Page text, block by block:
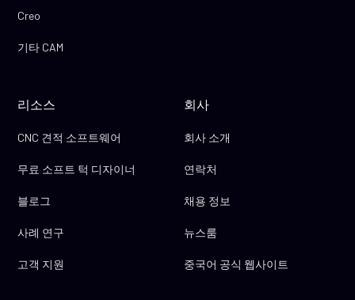
Creo
기타 CAM
리소스
CNC 견적 소프트웨어
무료 소프트 턱 디자이너
블로그
사례 연구
고객 지원
회사
회사 소개
연락처
채용 정보
뉴스룸
중국어 공식 웹사이트